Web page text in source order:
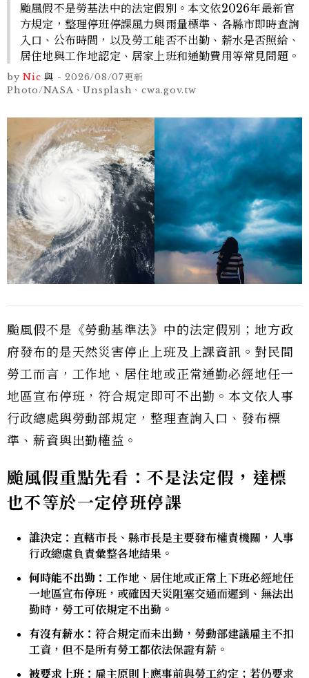
颱風假不是勞基法中的法定假別。本文依2026年最新官
方規定，整理停班停課風力與雨量標準、各縣市即時查詢
入口、公布時間，以及勞工能否不出勤、薪水是否照給、
居住地與工作地認定、居家上班和通勤費用等常見問題。
by Nic 與 -2026/08/07更新
Photo/NASA、Unsplash、cwa.gov.tw
颱風假不是《勞動基準法》中的法定假別；地方政
府發布的是天然災害停止上班及上課資訊。對民間
勞工而言，工作地、居住地或正常通勤必經地任一
地區宣布停班，符合規定即可不出勤。本文依人事
行政總處與勞動部規定，整理查詢入口、發布標
準、薪資與出勤權益。
颱風假重點先看：不是法定假，達標
也不等於一定停班停課
誰決定： 直轄市長、縣市長是主要發布權責機關，人事
行政總處負責彙整各地結果。
何時能不出勤： 工作地、居住地或正常上下班必經地任
一地區宣布停班，或確因天災阻塞交通而遲到、無法出
勤時，勞工可依規定不出勤。
有沒有薪水： 符合規定而未出勤，勞動部建議雇主不扣
工資，但不是所有勞工都依法保證有薪。
被要求上班： 雇主原則上應事前與勞工約定；若仍要求